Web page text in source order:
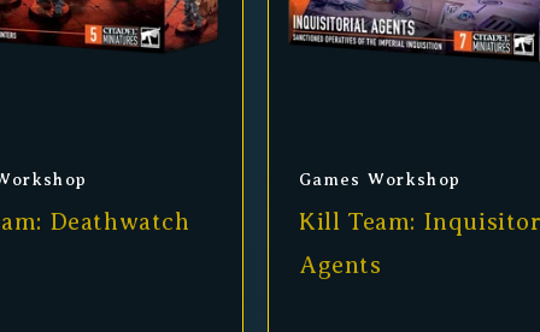
Deathwatch
Anbieter:
Games Workshop
Kill Team:
Agents